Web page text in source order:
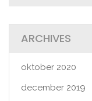
ARCHIVES
oktober 2020
december 2019